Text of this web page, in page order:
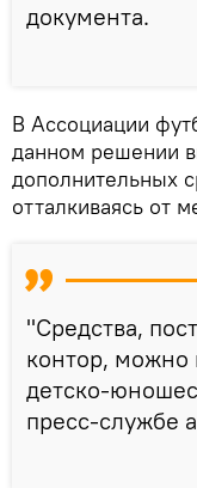
документа.
В Ассоциации
данном решении
дополнительных
отталкиваясь от
"Средства,
контор, можно
детско-
пресс-службе